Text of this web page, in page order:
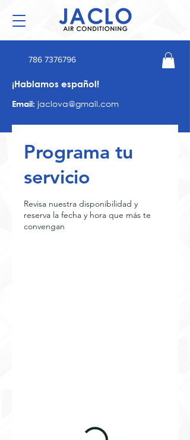
786 7376796
¡Hablamos español!
Email: jaclova@gmail.com
Programa tu
servicio
Revisa nuestra disponibilidad y
reserva la fecha y hora que más te
convengan